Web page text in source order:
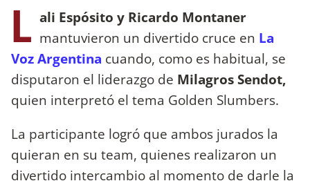
L ali Espósito y Ricardo Montaner
mantuvieron un divertido cruce en La
Voz Argentina cuando, como es habitual, se
disputaron el liderazgo de Milagros Sendot,
quien interpretó el tema Golden Slumbers.
La participante logró que ambos jurados la
quieran en su team, quienes realizaron un
divertido intercambio al momento de darle la